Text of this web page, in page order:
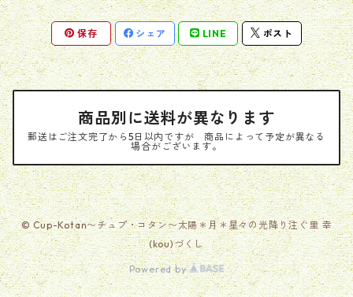
保存 シェア LINE ポスト
商品別に送料が異なります
郵送はご注文完了から5日以内ですが 商品によって予定が異なる
場合がございます。
© Cup-Kotan〜チュプ・コタン〜太陽＊月＊星々の光降り注ぐ里 幸
(kou)づくし
Powered by